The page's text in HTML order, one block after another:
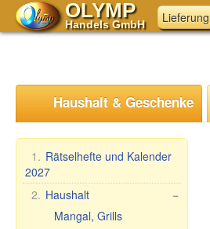
OLYMP
Handels GmbH Lieferung
Haushalt & Geschenke
1. Rätselhefte und Kalender
2027
−
2. Haushalt
Mangal, Grills